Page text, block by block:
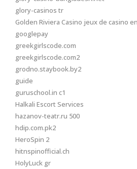
glory-casinos tr
Golden Riviera Casino jeux de casino
googlepay
greekgirlscode.com
greekgirlscode.com2
grodno.staybook.by2
guide
guruschool.in c1
Halkali Escort Services
hazanov-teatr.ru 500
hdip.com.pk2
HeroSpin 2
hitnspinofficial.ch
HolyLuck gr